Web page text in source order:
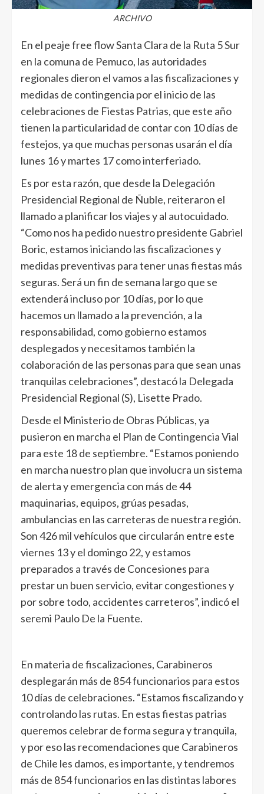
ARCHIVO
En el peaje free flow Santa Clara de la Ruta 5 Sur
en la comuna de Pemuco, las autoridades
regionales dieron el vamos a las fiscalizaciones y
medidas de contingencia por el inicio de las
celebraciones de Fiestas Patrias, que este año
tienen la particularidad de contar con 10 días de
festejos, ya que muchas personas usarán el día
lunes 16 y martes 17 como interferiado.
Es por esta razón, que desde la Delegación
Presidencial Regional de Ñuble, reiteraron el
llamado a planificar los viajes y al autocuidado.
“Como nos ha pedido nuestro presidente Gabriel
Boric, estamos iniciando las fiscalizaciones y
medidas preventivas para tener unas fiestas más
seguras. Será un fin de semana largo que se
extenderá incluso por 10 días, por lo que
hacemos un llamado a la prevención, a la
responsabilidad, como gobierno estamos
desplegados y necesitamos también la
colaboración de las personas para que sean unas
tranquilas celebraciones”, destacó la Delegada
Presidencial Regional (S), Lisette Prado.
Desde el Ministerio de Obras Públicas, ya
pusieron en marcha el Plan de Contingencia Vial
para este 18 de septiembre. “Estamos poniendo
en marcha nuestro plan que involucra un sistema
de alerta y emergencia con más de 44
maquinarias, equipos, grúas pesadas,
ambulancias en las carreteras de nuestra región.
Son 426 mil vehículos que circularán entre este
viernes 13 y el domingo 22, y estamos
preparados a través de Concesiones para
prestar un buen servicio, evitar congestiones y
por sobre todo, accidentes carreteros”, indicó el
seremi Paulo De la Fuente.
En materia de fiscalizaciones, Carabineros
desplegarán más de 854 funcionarios para estos
10 días de celebraciones. “Estamos fiscalizando y
controlando las rutas. En estas fiestas patrias
queremos celebrar de forma segura y tranquila,
y por eso las recomendaciones que Carabineros
de Chile les damos, es importante, y tendremos
más de 854 funcionarios en las distintas labores